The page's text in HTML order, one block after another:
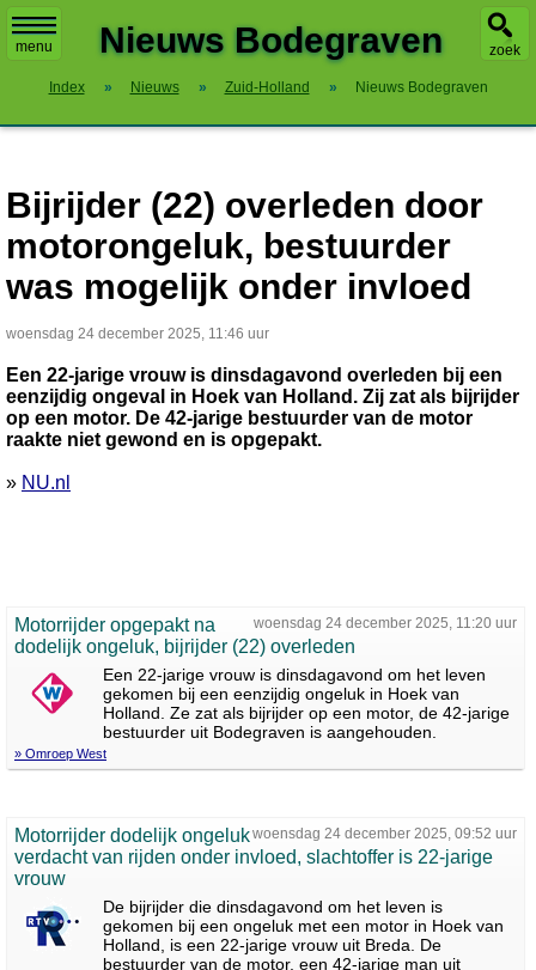
menu zoek
Nieuws Bodegraven
Index » Nieuws » Zuid-Holland » Nieuws Bodegraven
Bijrijder (22) overleden door
motorongeluk, bestuurder
was mogelijk onder invloed
woensdag 24 december 2025, 11:46 uur
Een 22-jarige vrouw is dinsdagavond overleden bij een
eenzijdig ongeval in Hoek van Holland. Zij zat als bijrijder
op een motor. De 42-jarige bestuurder van de motor
raakte niet gewond en is opgepakt.
» NU.nl
woensdag 24 december 2025, 11:20 uur
Motorrijder opgepakt na
dodelijk ongeluk, bijrijder (22) overleden
Een 22-jarige vrouw is dinsdagavond om het leven
gekomen bij een eenzijdig ongeluk in Hoek van
Holland. Ze zat als bijrijder op een motor, de 42-jarige
bestuurder uit Bodegraven is aangehouden.
» Omroep West
woensdag 24 december 2025, 09:52 uur
Motorrijder dodelijk ongeluk
verdacht van rijden onder invloed, slachtoffer is 22-jarige
vrouw
De bijrijder die dinsdagavond om het leven is
gekomen bij een ongeluk met een motor in Hoek van
Holland, is een 22-jarige vrouw uit Breda. De
bestuurder van de motor, een 42-jarige man uit